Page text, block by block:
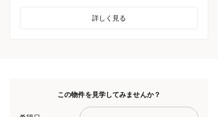
詳しく見る
この物件を見学してみませんか？